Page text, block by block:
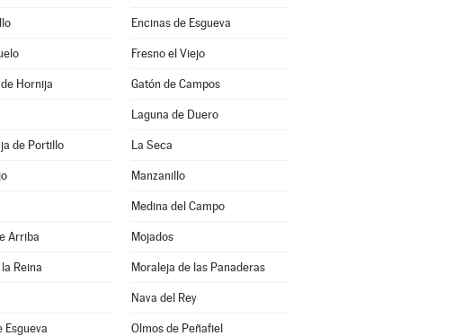
Encinas de Esgueva
Fresno el Viejo
Hornija Gatón de Campos
Laguna de Duero
de Portillo La Seca
Manzanillo
Medina del Campo
Arriba Mojados
Reina Moraleja de las Panaderas
Nava del Rey
Esgueva Olmos de Peñafiel